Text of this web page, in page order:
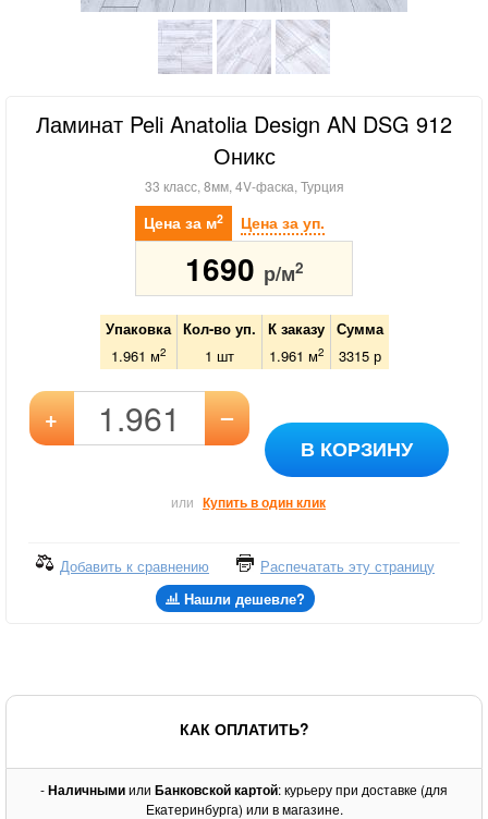
Ламинат Peli Anatolia Design AN DSG 912
Оникс
33 класс, 8мм, 4V-фаска, Турция
Цена за м2 Цена за уп.
1690 р/м2
Упаковка Кол-во уп. К заказу
Сумма
1.961 м2 1 шт 1.961 м2 3315р
+ –
В КОРЗИНУ
или Купить в один клик
Добавить к сравнению
Распечатать эту страницу
Нашли дешевле?
КАК ОПЛАТИТЬ?
-Наличнымиили Банковской картой: курьеру при доставке (для
Екатеринбурга) или в магазине.